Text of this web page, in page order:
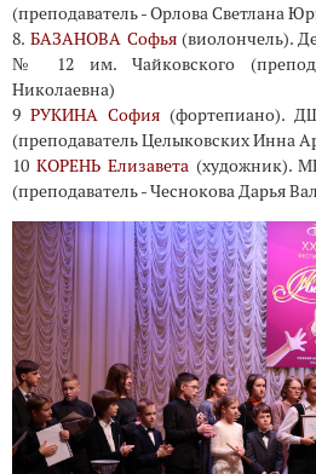
(преподаватель - Орлова Светлана
8.БАЗАНОВА Софья(виолончель).
№ 12 им. Чайковского
Николаевна)
9 РУКИНА София (фортепиано).
(преподаватель Целыковских Инна
10 КОРЕНЬ Елизавета (художник).
(преподаватель - Чеснокова Дарья